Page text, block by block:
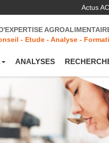
Actus
- Etude - Analyse -
ANALYSES